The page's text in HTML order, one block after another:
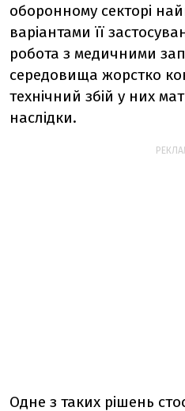
оборонному секторі
варіантами її
робота з медичними
середовища жорстко
технічний збій у них
наслідки.
Одне з таких рішень